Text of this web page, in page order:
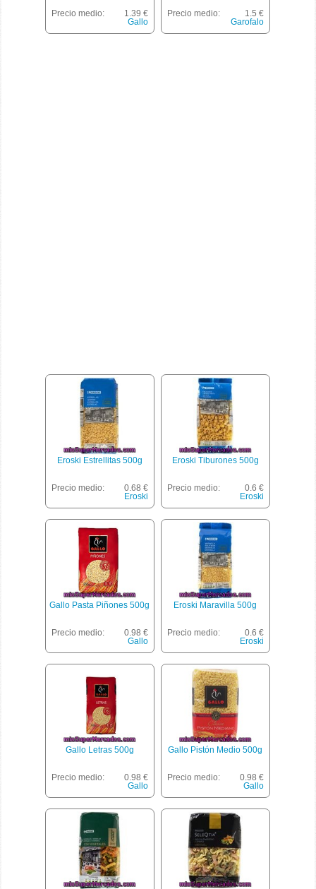
Precio medio:
1.39 €
Gallo
Precio medio:
1.5 €
Garofalo
Eroski Estrellitas 500g
Precio medio:
0.68 €
Eroski
Eroski Tiburones 500g
Precio medio:
0.6 €
Eroski
Gallo Pasta Piñones 500g
Precio medio:
0.98 €
Gallo
Eroski Maravilla 500g
Precio medio:
0.6 €
Eroski
Gallo Letras 500g
Precio medio:
0.98 €
Gallo
Gallo Pistón Medio 500g
Precio medio:
0.98 €
Gallo